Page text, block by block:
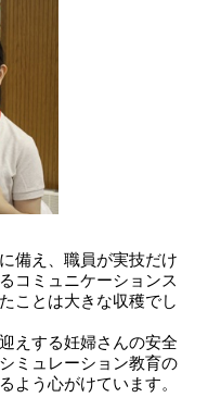
備え、職員が実技だけ
コミュニケーションス
ことは大きな収穫でし
えする妊婦さんの安全
ミュレーション教育の
よう心がけています。